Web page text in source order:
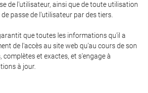
de l'utilisateur, ainsi que de toute utilisation
passe de l'utilisateur par des tiers.
que toutes les informations qu'il a
de l'accès au site web qu'au cours de son
et exactes, et s'engage à
à jour.